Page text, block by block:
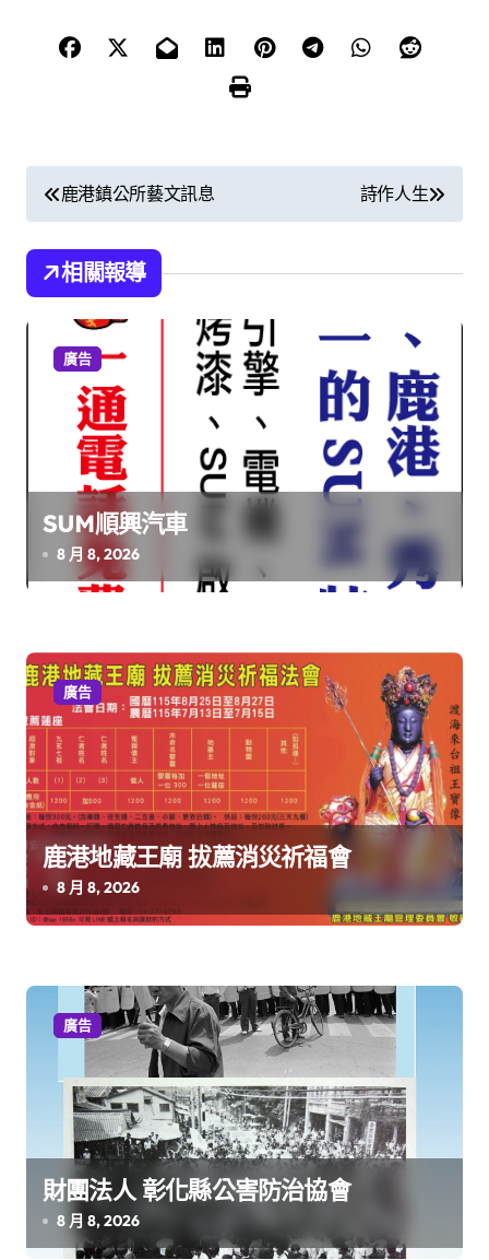
文
章
導
覽
鹿港鎮公所藝文訊息 詩作人生
相關報導
廣告
SUM順興汽車
8 月 8, 2026
廣告
鹿港地藏王廟 拔薦消災祈福會
8 月 8, 2026
廣告
財團法人 彰化縣公害防治協會
8 月 8, 2026